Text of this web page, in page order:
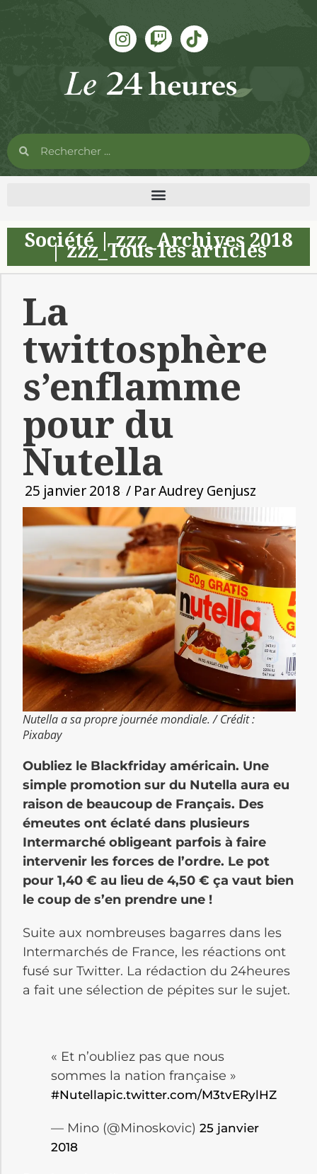
Société|zzz_Archives 2018
|zzz_Tous les articles
La
twittosphère
s’enflamme
pour du
Nutella
25 janvier 2018 / ParAudrey Genjusz
Nutella a sa propre journée mondiale. / Crédit :
Pixabay
Oubliez le Blackfriday américain. Une
simple promotion sur du Nutella aura eu
raison de beaucoup de Français. Des
émeutes ont éclaté dans plusieurs
Intermarché obligeant parfois à faire
intervenir les forces de l’ordre. Le pot
pour 1,40 € au lieu de 4,50 € ça vaut bien
le coup de s’en prendre une !
Suite aux nombreuses bagarres dans les
Intermarchés de France, les réactions ont
fusé sur Twitter. La rédaction du 24heures
a fait une sélection de pépites sur le sujet.
« Et n’oubliez pas que nous
sommes la nation française »
#Nutellapic.twitter.com/M3tvERylHZ
— Mino (@Minoskovic) 25 janvier
2018